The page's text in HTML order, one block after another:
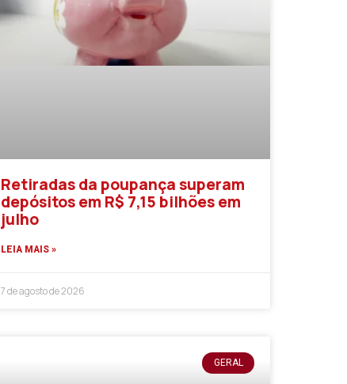
Retiradas da poupança superam
depósitos em R$ 7,15 bilhões em
julho
LEIA MAIS »
7 de agosto de 2026
GERAL